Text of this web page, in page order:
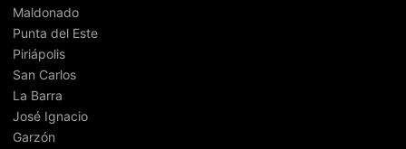
Maldonado
Punta del Este
Piriápolis
San Carlos
La Barra
José Ignacio
Garzón